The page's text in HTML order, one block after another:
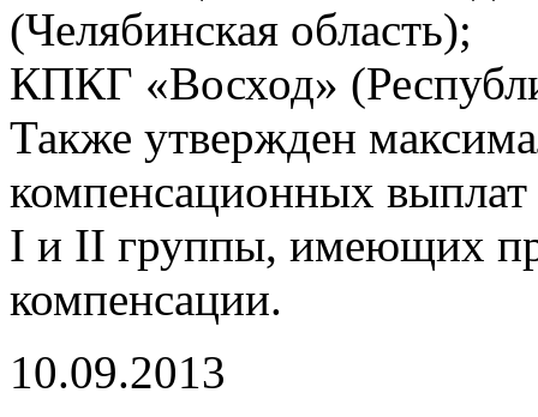
(Челябинская область);
КПКГ «Восход»
Также утвержден
компенсационных
I и II группы, имеющих
компенсации.
10.09.2013